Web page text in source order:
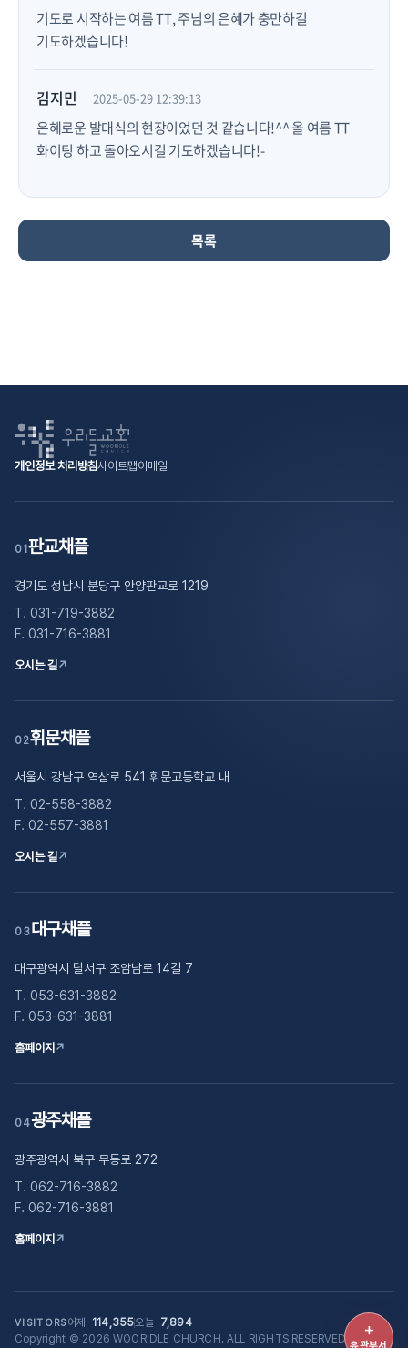
기도로 시작하는 여름 TT, 주님의 은혜가 충만하길
기도하겠습니다!
김지민 2025-05-29 12:39:13
은혜로운 발대식의 현장이었던 것 같습니다!^^ 올 여름 TT
화이팅 하고 돌아오시길 기도하겠습니다!-
목록
개인정보 처리방침사이트맵이메일
01 판교채플
경기도 성남시 분당구 안양판교로 1219
T. 031-719-3882
F. 031-716-3881
오시는 길↗
02휘문채플
서울시 강남구 역삼로 541 휘문고등학교 내
T. 02-558-3882
F. 02-557-3881
오시는 길↗
03대구채플
대구광역시 달서구 조암남로 14길 7
T. 053-631-3882
F. 053-631-3881
홈페이지 ↗
04광주채플
광주광역시 북구 무등로 272
T. 062-716-3882
F. 062-716-3881
홈페이지 ↗
Copyright © 2026 WOORIDLE CHURCH. ALL RIGHTS RESERVED.
VISITORS어제 114,355오늘 7,894 ＋
유관부